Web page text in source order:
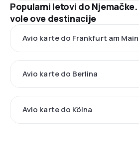
Popularni letovi do
vole ove destinacije
Avio karte do Frankfurt am
Avio karte do Berlina
Avio karte do Kölna